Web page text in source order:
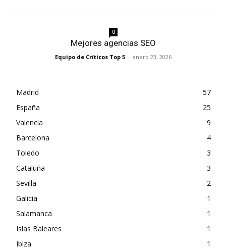
0
Mejores agencias SEO
Equipo de Críticos Top 5 - enero 23, 2026
Madrid
57
España
25
Valencia
9
Barcelona
4
Toledo
3
Cataluña
3
Sevilla
2
Galicia
1
Salamanca
1
Islas Baleares
1
Ibiza
1